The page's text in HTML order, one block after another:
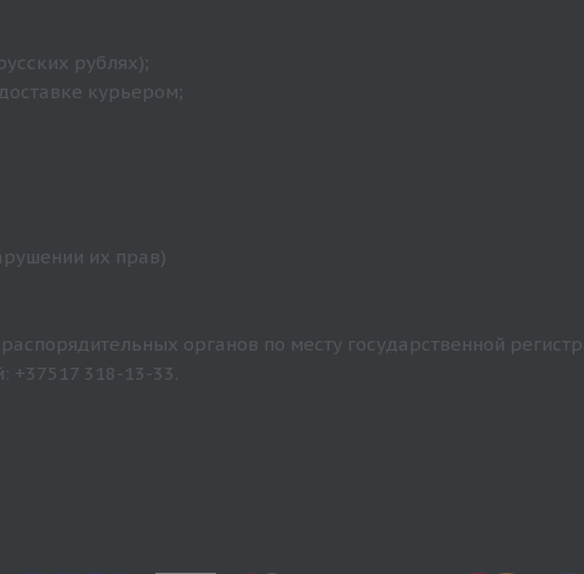
рублях);
курьером;
их прав)
органов по месту государственной
+37517 318-13-33.